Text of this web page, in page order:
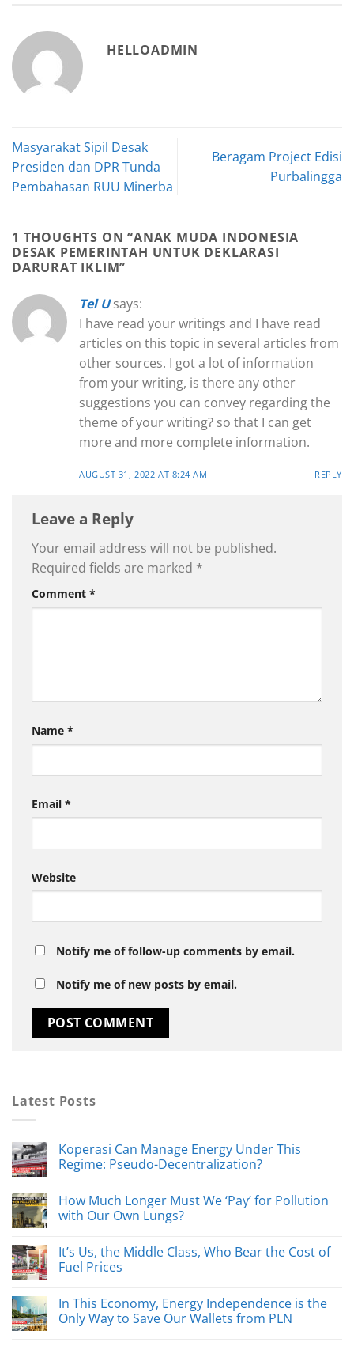
HELLOADMIN
Masyarakat Sipil Desak
Presiden dan DPR Tunda
Pembahasan RUU Minerba
Beragam Project Edisi
Purbalingga
1 THOUGHTS ON “ANAK MUDA INDONESIA
DESAK PEMERINTAH UNTUK DEKLARASI
DARURAT IKLIM”
Tel U says:
I have read your writings and I have read
articles on this topic in several articles from
other sources. I got a lot of information
from your writing, is there any other
suggestions you can convey regarding the
theme of your writing? so that I can get
more and more complete information.
AUGUST 31, 2022 AT 8:24 AM REPLY
Leave a Reply
Your email address will not be published.
Required fields are marked *
Comment *
Name *
Email *
Website
Notify me of follow-up comments by email.
Notify me of new posts by email.
Latest Posts
Koperasi Can Manage Energy Under This
Regime: Pseudo-Decentralization?
How Much Longer Must We ‘Pay’ for Pollution
with Our Own Lungs?
It’s Us, the Middle Class, Who Bear the Cost of
Fuel Prices
In This Economy, Energy Independence is the
Only Way to Save Our Wallets from PLN